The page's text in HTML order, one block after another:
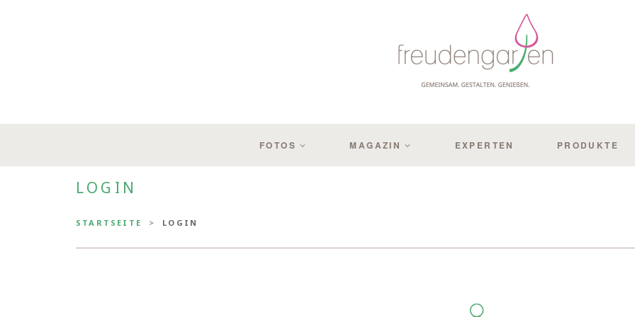
FOTOS MAGAZIN EXPERTEN PRODUKTE
LOGIN
STARTSEITE LOGIN